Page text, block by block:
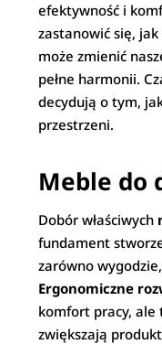
efektywność i
zastanowić się,
może zmienić
pełne harmonii.
decydują o tym,
przestrzeni.
Meble do
Dobór właściwych
fundament
zarówno
Ergonomiczne
komfort pracy, ale
zwiększają